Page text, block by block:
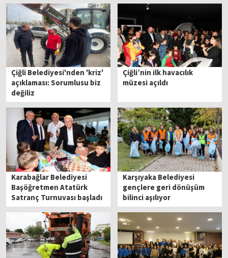
Çiğli Belediyesi'nden 'kriz'
açıklaması: Sorumlusu biz
değiliz
Çiğli’nin ilk havacılık
müzesi açıldı
Karabağlar Belediyesi
Başöğretmen Atatürk
Satranç Turnuvası başladı
Karşıyaka Belediyesi
gençlere geri dönüşüm
bilinci aşılıyor